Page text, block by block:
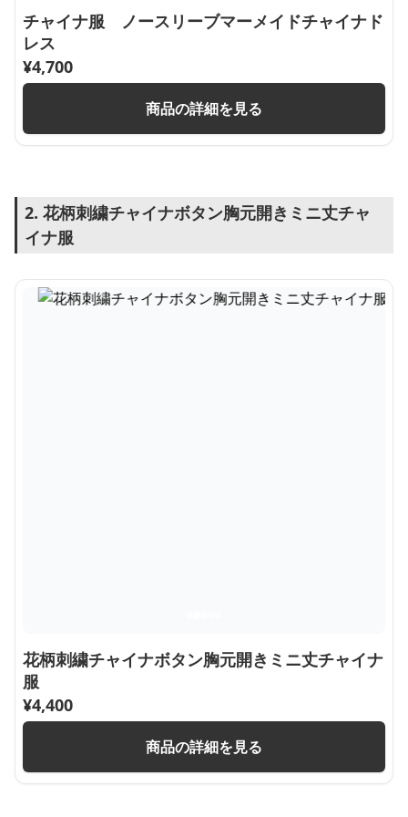
チャイナ服 ノースリーブマーメイドチャイナド
レス
¥4,700
商品の詳細を見る
2. 花柄刺繍チャイナボタン胸元開きミニ丈チャ
イナ服
花柄刺繍チャイナボタン胸元開きミニ丈チャイナ
服
¥4,400
商品の詳細を見る